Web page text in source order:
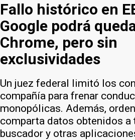
Fallo histórico en
Google podrá
Chrome, pero sin
exclusividades
Un juez federal limitó los
compañía para frenar
monopólicas. Además,
comparta datos obtenidos a
buscador y otras